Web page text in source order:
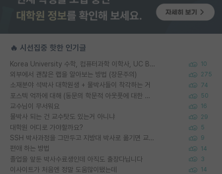
🔥 시선집중 핫한 인기글
Korea University 수학, 컴퓨터과학 이학사, UC Berkeley 산업공학 대학원 공학박사가 되는 것은 쉽지 않겠죠? 10
외부에서 괜찮은 랩을 알아보는 방법 (장문주의) 275
소재분야 석박사 대학원생 + 물박사들이 착각하는 거 74
포스텍 억까에 대해 (동문의 학문적 아웃풋에 대한 반박) 50
교수님이 무서워요 16
물박사 되는 건 교수탓도 있는거 아니냐 29
대학원 어디로 가야할까요? 5
SSH 박사과정을 그만두고 지방대 박사로 옮기면 교수의 꿈은 끝일까요? 9
편애 하는 방법 14
졸업을 앞둔 박사수료생인데 아직도 출장다닙니다 3
이사이트가 처음엔 정말 도움많이됐는데 14